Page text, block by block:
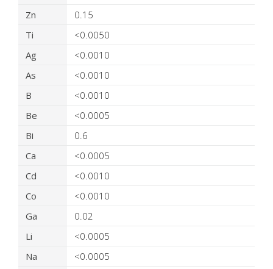
Zn
0.15
Ti
<0.0050
Ag
<0.0010
As
<0.0010
B
<0.0010
Be
<0.0005
Bi
0.6
Ca
<0.0005
Cd
<0.0010
Co
<0.0010
Ga
0.02
Li
<0.0005
Na
<0.0005